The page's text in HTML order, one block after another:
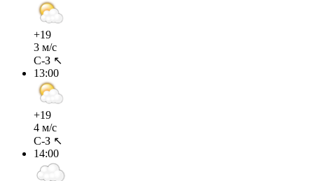
+19
3 м/с
С-З ↖
13:00
+19
4 м/с
С-З ↖
14:00